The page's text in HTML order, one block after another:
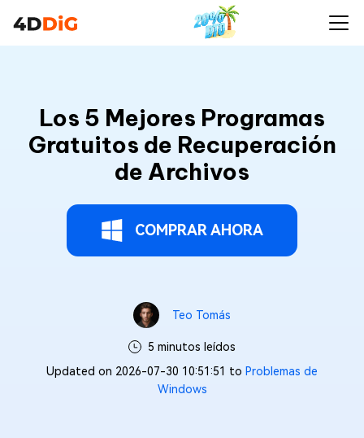
Los 5 Mejores Programas
Gratuitos de Recuperación
de Archivos
COMPRAR AHORA
Teo Tomás
5 minutos leídos
Updated on 2026-07-30 10:51:51 to Problemas de
Windows